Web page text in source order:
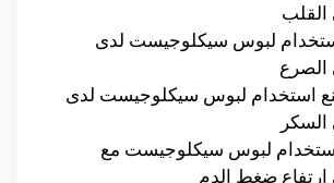
لبوس سيكلوجيست لدى
استخدام لبوس سيكلوجيست لدى
لبوس سيكلوجيست مع
ضغط الدم